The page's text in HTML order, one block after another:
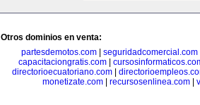
Otros dominios en venta:
partesdemotos.com| seguridadcomercial.com
capacitaciongratis.com|
directorioecuatoriano.com
monetizate.com
recursosenlinea.com